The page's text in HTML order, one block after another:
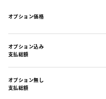
オプション価格
オプション込み
支払総額
オプション無し
支払総額